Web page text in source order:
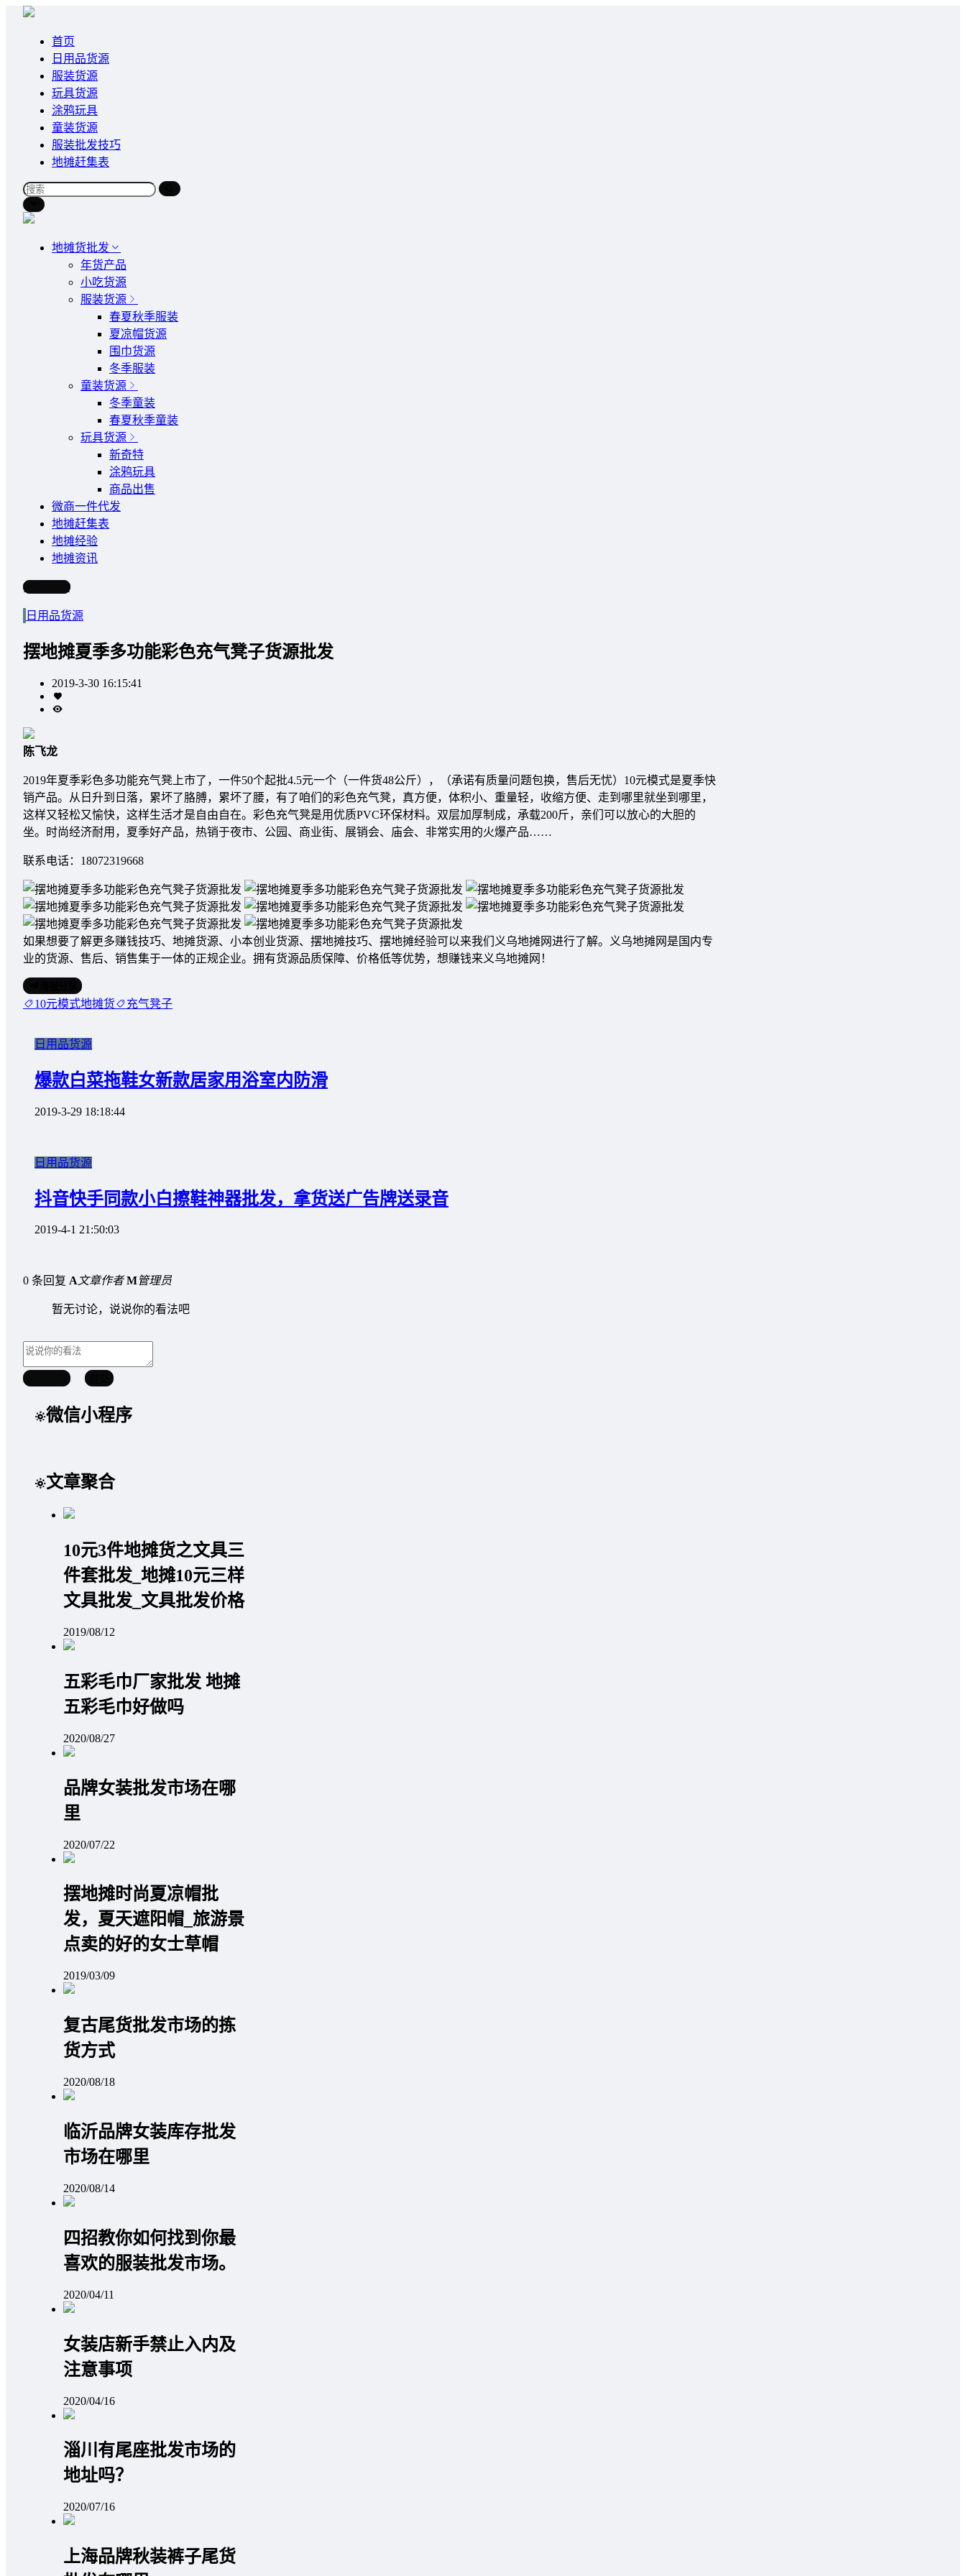
首页
日用品货源
服装货源
玩具货源
涂鸦玩具
童装货源
服装批发技巧
地摊赶集表
地摊货批发
年货产品
小吃货源
服装货源
春夏秋季服装
夏凉帽货源
围巾货源
冬季服装
童装货源
冬季童装
春夏秋季童装
玩具货源
新奇特
涂鸦玩具
商品出售
微商一件代发
地摊赶集表
地摊经验
地摊资讯
写文章
日用品货源
摆地摊夏季多功能彩色充气凳子货源批发
2019-3-30 16:15:41
陈飞龙
2019年夏季彩色多功能充气凳上市了，一件50个起批4.5元一个（一件货48公斤），（承诺有质量问题包换，售后无忧）10元模式是夏季快
销产品。从日升到日落，累坏了胳膊，累坏了腰，有了咱们的彩色充气凳，真方便，体积小、重量轻，收缩方便、走到哪里就坐到哪里，
这样又轻松又愉快，这样生活才是自由自在。彩色充气凳是用优质PVC环保材料。双层加厚制成，承载200斤，亲们可以放心的大胆的
坐。时尚经济耐用，夏季好产品，热销于夜市、公园、商业街、展销会、庙会、非常实用的火爆产品……
联系电话：18072319668
如果想要了解更多赚钱技巧、地摊货源、小本创业货源、摆地摊技巧、摆地摊经验可以来我们义乌地摊网进行了解。义乌地摊网是国内专
业的货源、售后、销售集于一体的正规企业。拥有货源品质保障、价格低等优势，想赚钱来义乌地摊网！
10元模式地摊货 充气凳子
日用品货源
爆款白菜拖鞋女新款居家用浴室内防滑
2019-3-29 18:18:44
日用品货源
抖音快手同款小白擦鞋神器批发，拿货送广告牌送录音
2019-4-1 21:50:03
0 条回复 A文章作者 M管理员
暂无讨论，说说你的看法吧
微信小程序
文章聚合
10元3件地摊货之文具三
件套批发_地摊10元三样
文具批发_文具批发价格
2019/08/12
五彩毛巾厂家批发 地摊
五彩毛巾好做吗
2020/08/27
品牌女装批发市场在哪
里
2020/07/22
摆地摊时尚夏凉帽批
发，夏天遮阳帽_旅游景
点卖的好的女士草帽
2019/03/09
复古尾货批发市场的拣
货方式
2020/08/18
临沂品牌女装库存批发
市场在哪里
2020/08/14
四招教你如何找到你最
喜欢的服装批发市场。
2020/04/11
女装店新手禁止入内及
注意事项
2020/04/16
淄川有尾座批发市场的
地址吗？
2020/07/16
上海品牌秋装裤子尾货